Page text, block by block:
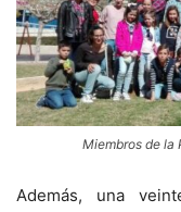
Miembros de la
Además, una